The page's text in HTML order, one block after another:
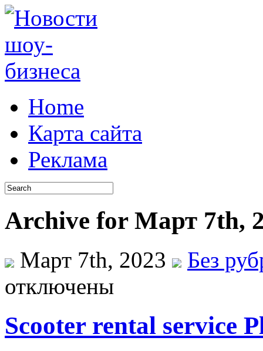
Home
Карта сайта
Реклама
Archive for Март 7th,
Март 7th, 2023
Без
отключены
Scooter rental service